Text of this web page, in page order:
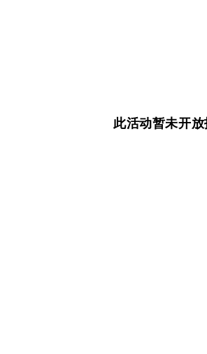
此活动暂未开放